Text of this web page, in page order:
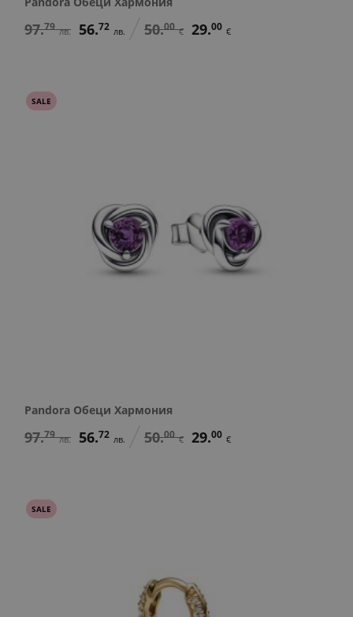
97.79 лв. 56.72 лв. 50.00 € 29.00 €
SALE
Pandora Обеци Хармония
97.79 лв. 56.72 лв. 50.00 € 29.00 €
SALE